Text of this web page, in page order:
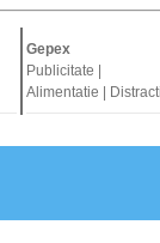
Gepex
Publicitate |
Alimentatie |